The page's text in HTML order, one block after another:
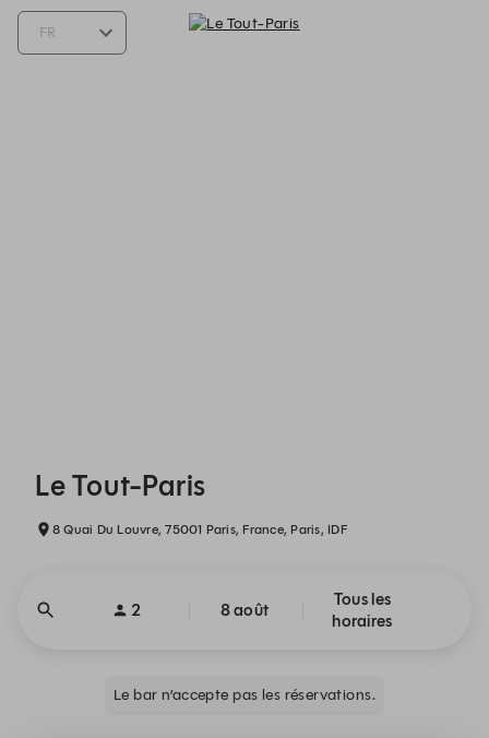
Le Tout-Paris
8 Quai Du Louvre, 75001 Paris, France, Paris, IDF
2 8 août
Tous les
horaires
Le bar n’accepte pas les réservations.